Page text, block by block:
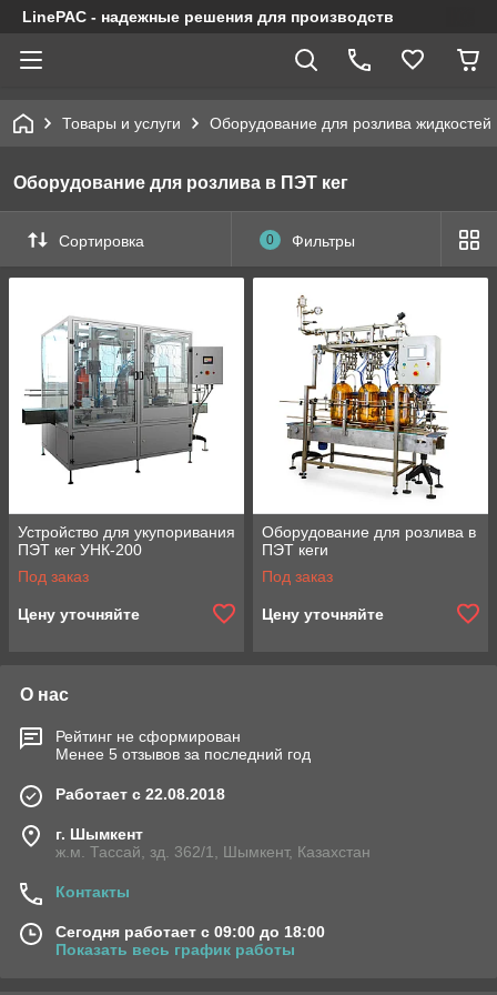
LinePAC - надежные решения для производств
Товары и услуги Оборудование для розлива жидкостей
Оборудование для розлива в ПЭТ кег
Сортировка 0 Фильтры
Устройство для укупоривания
ПЭТ кег УНК-200
Под заказ
Цену уточняйте
Оборудование для розлива в
ПЭТ кеги
Под заказ
Цену уточняйте
О нас
Рейтинг не сформирован
Менее 5 отзывов за последний год
Работает с 22.08.2018
г. Шымкент
ж.м. Тассай, зд. 362/1, Шымкент, Казахстан
Контакты
Сегодня работает с 09:00 до 18:00
Показать весь график работы